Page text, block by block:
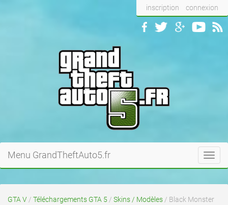
inscription connexion
Menu GrandTheftAuto5.fr
GTA V / Téléchargements GTA 5 / Skins / Modèles / Black Monster